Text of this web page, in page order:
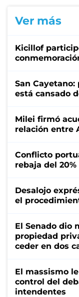
Ver más
Kicillof
San Cayetano:
está cansado
Milei firmó
relación entre
Conflicto
rebaja del
Desalojo
el
El Senado dio
propiedad
ceder en dos
El massismo
control del
intendentes